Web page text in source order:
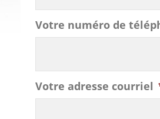
Votre numéro de
Votre adresse courriel